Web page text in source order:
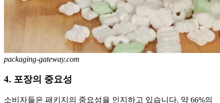
packaging-gateway.com
4. 포장의 중요성
소비자들은 패키지의 중요성을 인지하고 있습니다. 약 66%의